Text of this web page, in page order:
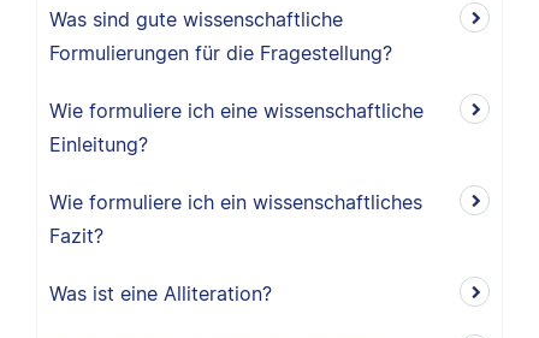
Was sind gute wissenschaftliche
Formulierungen für die Fragestellung?
Wie formuliere ich eine wissenschaftliche
Einleitung?
Wie formuliere ich ein wissenschaftliches
Fazit?
Was ist eine Alliteration?